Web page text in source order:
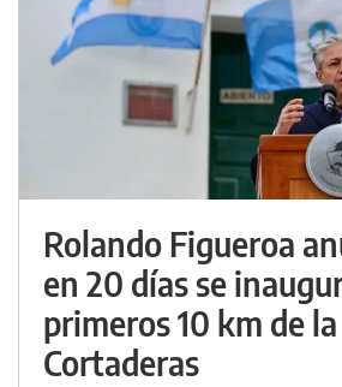
Rolando Figueroa
en 20 días se
primeros 10 km de
Cortaderas